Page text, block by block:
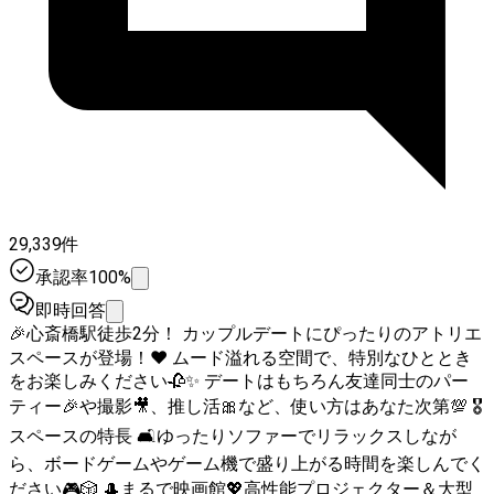
29,339件
承認率100%
即時回答
🎉心斎橋駅徒歩2分！ カップルデートにぴったりのアトリエ
スペースが登場！♥️ ムード溢れる空間で、特別なひととき
をお楽しみください🥀✨ デートはもちろん友達同士のパー
ティー🎉や撮影🎥、推し活🎀など、使い方はあなた次第💯 🎖
スペースの特長 🛋ゆったりソファーでリラックスしなが
ら、ボードゲームやゲーム機で盛り上がる時間を楽しんでく
ださい🎮️🎲 🎩まるで映画館💖高性能プロジェクター＆大型